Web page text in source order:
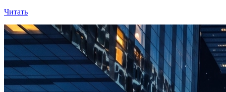
Читать